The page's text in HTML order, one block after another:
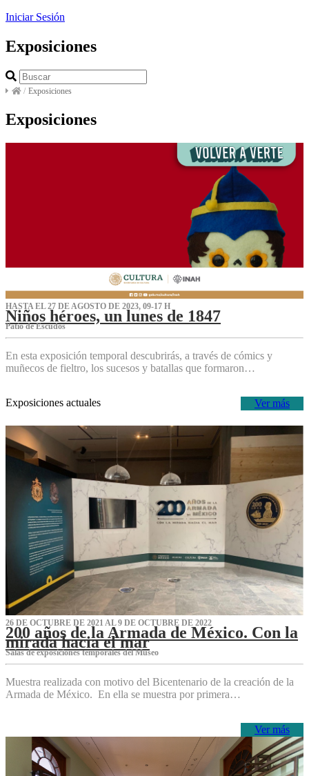
Iniciar Sesión
Exposiciones
/ Exposiciones
Exposiciones
HASTA EL 27 DE AGOSTO DE 2023, 09-17 H
Niños héroes, un lunes de 1847
Patio de Escudos
En esta exposición temporal descubrirás, a través de cómics y
muñecos de fieltro, los sucesos y batallas que formaron…
Ver más
Exposiciones actuales
26 DE OCTUBRE DE 2021 AL 9 DE OCTUBRE DE 2022
200 años de la Armada de México. Con la
mirada hacia el mar
Salas de exposiciones temporales del Museo‌
Muestra realizada con motivo del Bicentenario de la creación de la
Armada de México. En ella se muestra por primera…
Ver más